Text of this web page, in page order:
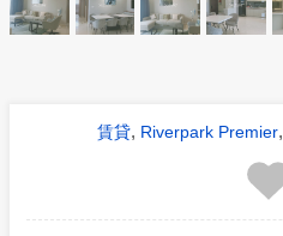
賃貸, Riverpark Premier,